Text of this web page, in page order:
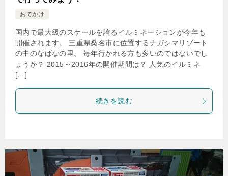
おでかけ
国内で最大級のスケールを誇るイルミネーションが今年も
開催されます。 三重県桑名市に位置するナガシマリゾート
の中のなばなの里。 毎年行かれる方も多いのではないでし
ょうか？ 2015～2016年の開催期間は？ 人気のイルミネ
[…]
続きを読む